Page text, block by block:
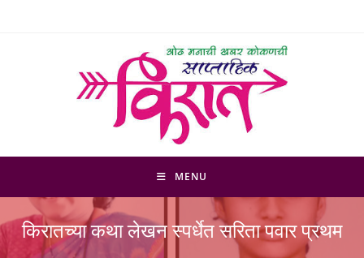
MENU
किरातच्या कथा लेखन स्पर्धेत सरिता पवार प्रथम